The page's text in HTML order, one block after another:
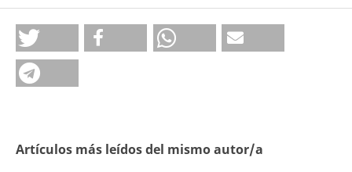
Artículos más leídos del mismo autor/a